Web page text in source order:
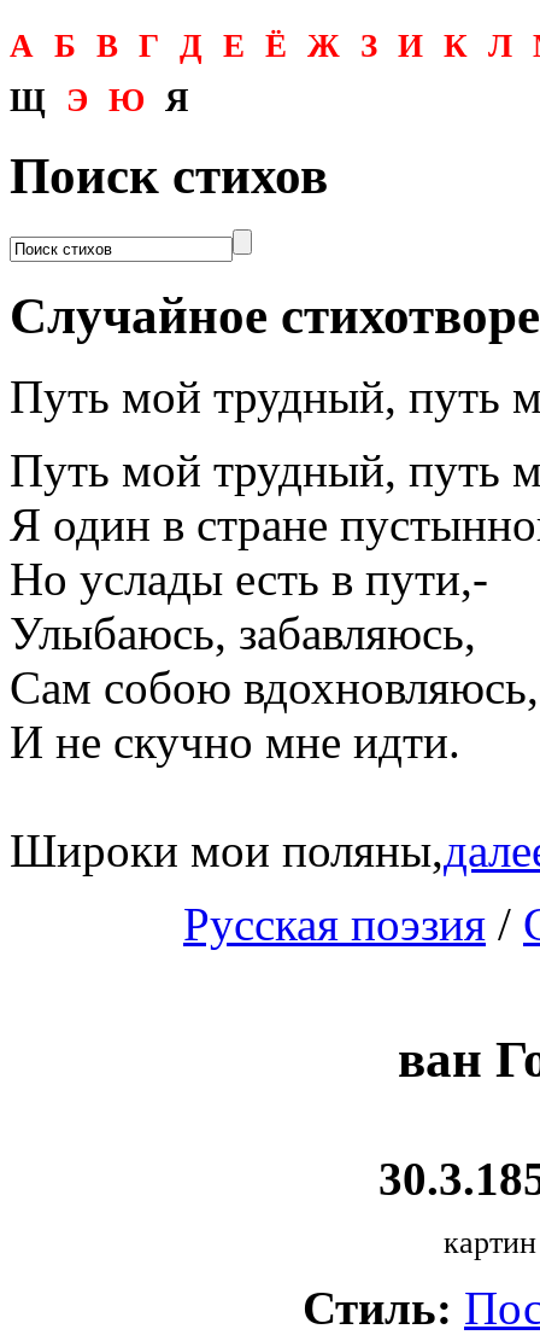
А Б В Г Д Е Ё Ж З И К Л
Щ Э Ю Я
Поиск стихов
Случайное
Путь мой трудный, путь
Путь мой трудный, путь
Я один в стране
Но услады есть в пути,-
Улыбаюсь, забавляюсь,
Сам собою вдохновляюсь,
И не скучно мне идти.
Широки мои поляны,
Русская поэзия /
ван
Стиль: